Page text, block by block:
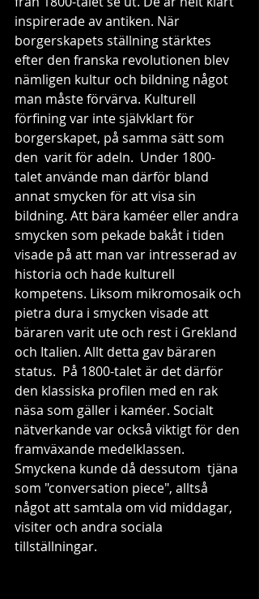
inspirerade av antiken. När
borgerskapets ställning stärktes
efter den franska revolutionen blev
nämligen kultur och bildning något
man måste förvärva. Kulturell
förfining var inte självklart för
borgerskapet, på samma sätt som
den  varit för adeln.  Under 1800-
talet använde man därför bland
annat smycken för att visa sin
bildning. Att bära kaméer eller andra
smycken som pekade bakåt i tiden
visade på att man var intresserad av
historia och hade kulturell
kompetens. Liksom mikromosaik och
pietra dura i smycken visade att
bäraren varit ute och rest i Grekland
och Italien. Allt detta gav bäraren
status.  På 1800-talet är det därför
den klassiska profilen med en rak
näsa som gäller i kaméer. Socialt
nätverkande var också viktigt för den
framväxande medelklassen.
Smyckena kunde då dessutom  tjäna
som "conversation piece", alltså
något att samtala om vid middagar,
visiter och andra sociala
tillställningar.